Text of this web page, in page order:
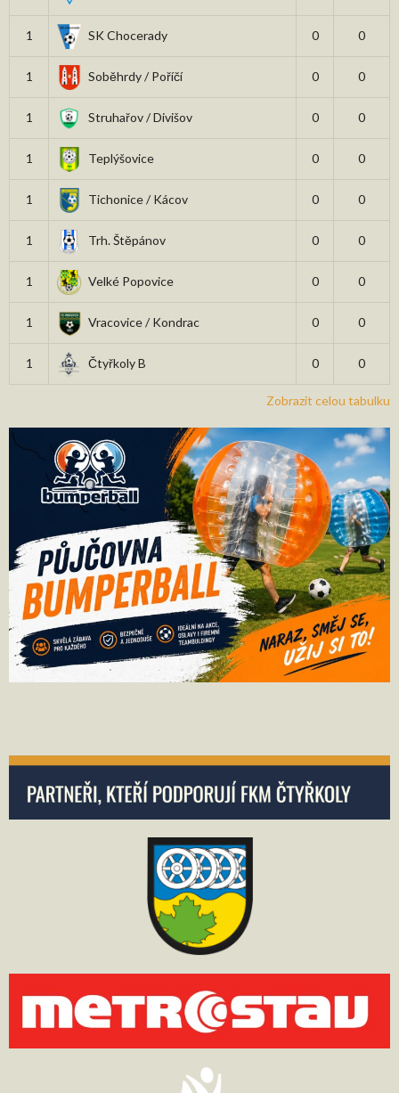
1 SK Chocerady 0 0
1 Soběhrdy / Poříčí 0 0
1 Struhařov / Divišov 0 0
1 Teplýšovice 0 0
1 Tichonice / Kácov 0 0
1 Trh. Štěpánov 0 0
1 Velké Popovice 0 0
1 Vracovice / Kondrac 0 0
1 Čtyřkoly B 0 0
Zobrazit celou tabulku